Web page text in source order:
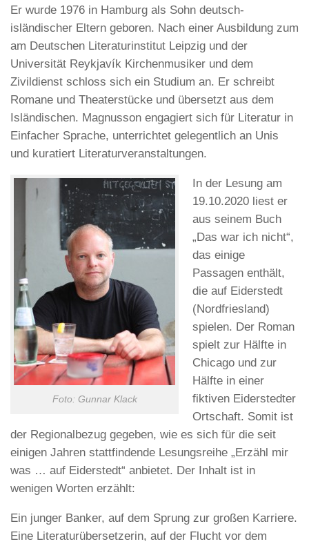
Er wurde 1976 in Hamburg als Sohn deutsch-
isländischer Eltern geboren. Nach einer Ausbildung zum
am Deutschen Literaturinstitut Leipzig und der
Universität Reykjavík Kirchenmusiker und dem
Zivildienst schloss sich ein Studium an. Er schreibt
Romane und Theaterstücke und übersetzt aus dem
Isländischen. Magnusson engagiert sich für Literatur in
Einfacher Sprache, unterrichtet gelegentlich an Unis
und kuratiert Literaturveranstaltungen.
Foto: Gunnar Klack
In der Lesung am
19.10.2020 liest er
aus seinem Buch
„Das war ich nicht“,
das einige
Passagen enthält,
die auf Eiderstedt
(Nordfriesland)
spielen. Der Roman
spielt zur Hälfte in
Chicago und zur
Hälfte in einer
fiktiven Eiderstedter
Ortschaft. Somit ist
der Regionalbezug gegeben, wie es sich für die seit
einigen Jahren stattfindende Lesungsreihe „Erzähl mir
was … auf Eiderstedt“ anbietet. Der Inhalt ist in
wenigen Worten erzählt:
Ein junger Banker, auf dem Sprung zur großen Karriere.
Eine Literaturübersetzerin, auf der Flucht vor dem